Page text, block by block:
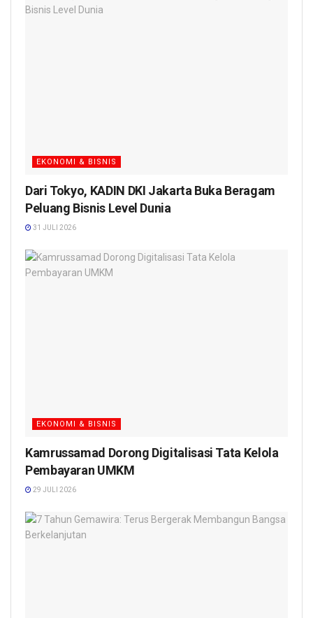
EKONOMI & BISNIS
Dari Tokyo, KADIN DKI Jakarta Buka Beragam
Peluang Bisnis Level Dunia
31 JULI 2026
EKONOMI & BISNIS
Kamrussamad Dorong Digitalisasi Tata Kelola
Pembayaran UMKM
29 JULI 2026